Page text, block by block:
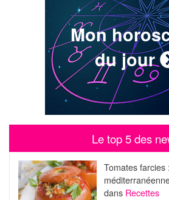
Mon
du jour
Le top 5 des
Tomates farcies
dans Recettes